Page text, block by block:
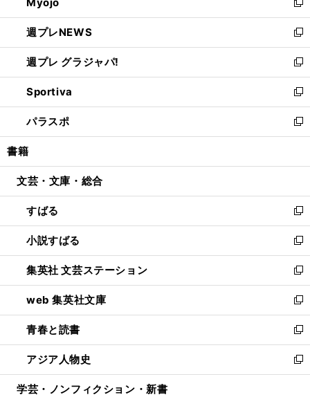
で
開
く
ド
ウ
で
開
く
ィ
ン
ド
ウ
で
開
く
新
し
い
ウ
ィ
ン
ド
ウ
で
開
週プレNEWS
新
し
い
ウ
ィ
ン
ド
ウ
開
週プレ グラジャパ!
新
し
い
ウ
ィ
ン
ウ
開
く
Sportiva
新
し
い
ウ
ン
ウ
で
開
く
パラスポ
新
し
ウ
ン
ド
ウ
で
開
く
書籍
文芸・文庫・総合
すばる
新
し
い
ウ
ィ
ン
ド
ウ
で
開
く
小説すばる
新
し
い
ウ
ィ
ン
ド
ウ
で
開
集英社 文芸ステーション
新
し
い
ウ
ィ
ン
ド
ウ
web 集英社文庫
新
し
い
ウ
ィ
ン
青春と読書
新
し
い
ウ
アジア人物史
新
し
学芸・ノンフィクション・新書